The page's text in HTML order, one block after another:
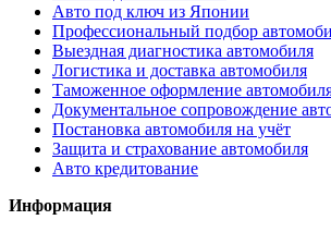
Авто под ключ из Японии
Профессиональный подбор
Выездная диагностика автомобиля
Логистика и доставка автомобиля
Таможенное оформление
Документальное сопровождение
Постановка автомобиля на учёт
Защита и страхование автомобиля
Авто кредитование
Информация